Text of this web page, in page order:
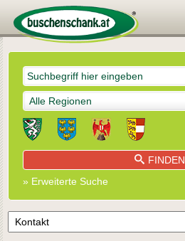
Alle Regionen
FINDEN
» Erweiterte Suche